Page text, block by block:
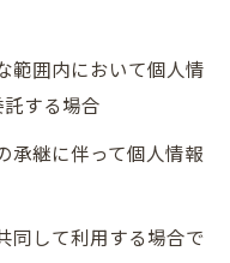
範囲内において個人情
する場合
承継に伴って個人情報
同して利用する場合で